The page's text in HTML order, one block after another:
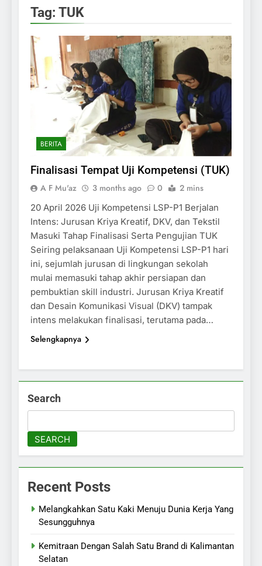
Tag: TUK
BERITA
Finalisasi Tempat Uji Kompetensi (TUK)
A F Mu'az 3 months ago 0 2 mins
20 April 2026 Uji Kompetensi LSP-P1 Berjalan
Intens: Jurusan Kriya Kreatif, DKV, dan Tekstil
Masuki Tahap Finalisasi Serta Pengujian TUK
Seiring pelaksanaan Uji Kompetensi LSP-P1 hari
ini, sejumlah jurusan di lingkungan sekolah
mulai memasuki tahap akhir persiapan dan
pembuktian skill industri. Jurusan Kriya Kreatif
dan Desain Komunikasi Visual (DKV) tampak
intens melakukan finalisasi, terutama pada…
Selengkapnya
Search
SEARCH
Recent Posts
Melangkahkan Satu Kaki Menuju Dunia Kerja Yang
Sesungguhnya
Kemitraan Dengan Salah Satu Brand di Kalimantan
Selatan